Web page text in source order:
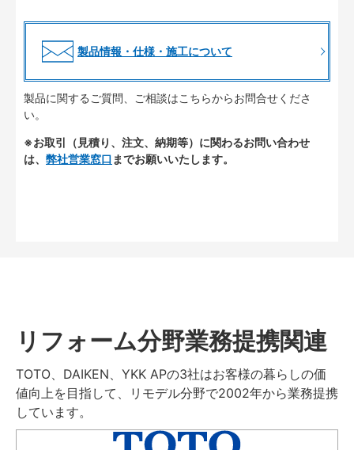
製品情報・仕様・施工について
製品に関するご質問、ご相談はこちらからお問合せくださ
い。
※お取引（見積り、注文、納期等）に関わるお問い合わせ
は、 弊社営業窓口 までお願いいたします。
リフォーム分野業務提携関連
TOTO、DAIKEN、YKK APの3社はお客様の暮らしの価
値向上を目指して、リモデル分野で2002年から業務提携
しています。